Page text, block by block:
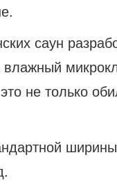
саун
не только